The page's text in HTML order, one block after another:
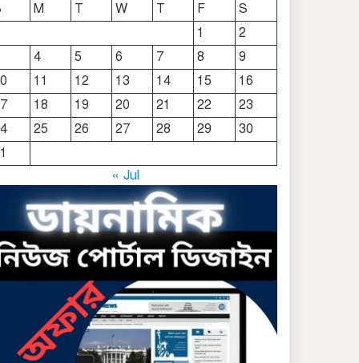
দোয়ারাবাজারে নামে-বেনামে
চলছে খাসজমি দখলের
প্রতিযোগিতা : নির্লিপ্ত প্রশাসন
ছাতকে রুনা-হামিদ সমাচার,
কর্তৃপক্ষ নিরব
ছাতকে এক স্কুল ছাত্রী
পাশবিকতার শিকার অভিযুক্ত
ছাতক থানার পুলিশ সদস্য
সংগীতে শ্রেষ্ঠ শিল্পী নির্বাচিত
ছাতকের নবাগত ইউএনও’র
সাথে প্রেসক্লাব নেতৃবৃন্দের
সাক্ষাত
M T W T F
S
1
2
4
5 6 7 8
9
11 12 13 14 15
16
18 19 20 21 22
23
25 26 27 28 29
30
« Jul